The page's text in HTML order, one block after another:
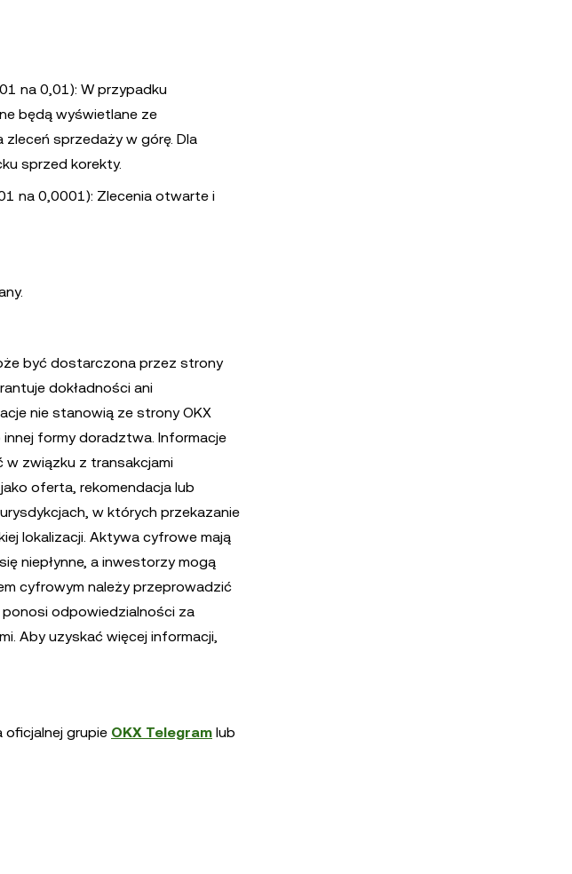
na 0,01): W przypadku
będą wyświetlane ze
sprzedaży w górę. Dla
sprzed korekty.
na 0,0001): Zlecenia otwarte i
być dostarczona przez strony
dokładności ani
nie stanowią ze strony OKX
formy doradztwa. Informacje
związku z transakcjami
oferta, rekomendacja lub
w których przekazanie
lokalizacji. Aktywa cyfrowe mają
niepłynne, a inwestorzy mogą
cyfrowym należy przeprowadzić
ponosi odpowiedzialności za
Aby uzyskać więcej informacji,
grupie OKX Telegram lub